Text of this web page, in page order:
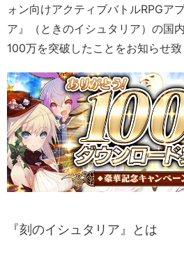
ォン向けアクティブバトルRPGア
ア』（ときのイシュタリア）の国
100万を突破したことをお知らせ致
『刻のイシュタリア』とは